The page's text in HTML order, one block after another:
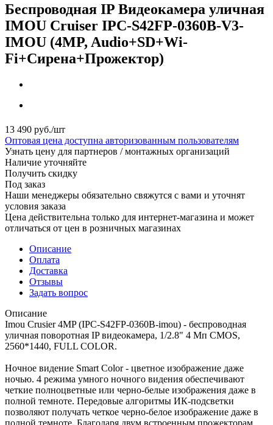
Беспроводная IP Видеокамера уличная
IMOU Cruiser IPC-S42FP-0360B-V3-
IMOU (4MP, Audio+SD+Wi-
Fi+Сирена+Прожектор)
13 490 руб./шт
Оптовая цена доступна авторизованным пользователям
Узнать цену для партнеров / монтажных организаций
Наличие уточняйте
Получить скидку
Под заказ
Наши менеджеры обязательно свяжутся с вами и уточнят
условия заказа
Цена действительна только для интернет-магазина и может
отличаться от цен в розничных магазинах
Описание
Оплата
Доставка
Отзывы
Задать вопрос
Описание
Imou Crusier 4MP (IPC-S42FP-0360B-imou) - беспроводная
уличная поворотная IP видеокамера, 1/2.8" 4 Мп CMOS,
2560*1440, FULL COLOR.
Ночное видение Smart Color - цветное изображение даже
ночью. 4 режима умного ночного видения обеспечивают
четкие полноцветные или черно-белые изображения даже в
полной темноте. Передовые алгоритмы ИК-подсветки
позволяют получать четкое черно-белое изображение даже в
полной темноте. Благодаря двум встроенным прожекторам